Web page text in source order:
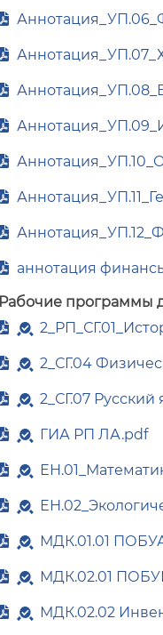
аннотация
Рабочие программы
2_СГ.04
2_СГ.07
ГИА РП ЛА.pdf
МДК.01.01
МДК.02.01
МДК.02.02